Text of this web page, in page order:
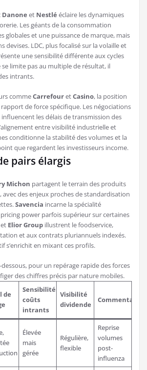
Danone et Nestlé éclaire les dynamiques
Les géants de la consommation
globales et une puissance de marque, mais
devises. LDC, plus focalisé sur la volaille et
une sensibilité différente aux cycles
se limite pas au multiple de résultat, il
intrants.
commeCarrefouretCasino, la position
de force spécifique. Les négociations
les délais de transmission des
entre visibilité industrielle et
conditionne la stabilité des volumes et la
que regardent les investisseurs income.
pairs élargis
Michon partagent le terrain des produits
des enjeux proches de standardisation
Savencia incarne la spécialité
power parfois supérieur sur certaines
et Elior Group illustrent le foodservice,
et aux contrats pluriannuels indexés.
s’enrichit en mixant ces profils.
pour un repérage rapide des forces
des chiffres précis par nature mobiles.
de
Sensibilité
coûts
intrants
Visibilité
dividende
Commentaires
Élevée
mais
gérée
Régulière,
flexible
Reprise
volumes
post-
influenza